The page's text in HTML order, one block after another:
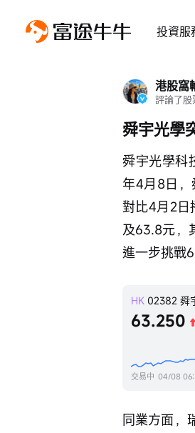
投資服
港股窩
評論了股
舜宇光學
舜宇光學科
年4月8日，
對比4月2日
及63.8元，
進一步挑戰
HK 02382 舜
63.250
交易中 04/08
同業方面，